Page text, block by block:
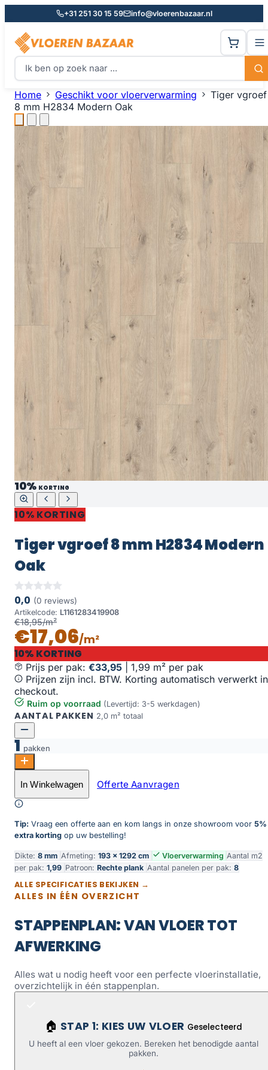
+31 251 30 15 59 info@vloerenbazaar.nl
Home Geschikt voor vloerverwarming
Tiger vgroef
8 mm H2834 Modern Oak
10% KORTING
10% KORTING
Tiger vgroef 8 mm H2834 Modern
Oak
0,0 (0 reviews)
Artikelcode: L1161283419908
€18,95/m²
€17,06/m²
10% KORTING
Prijs per pak: €33,95
1,99 m² per pak
Prijzen zijn incl. BTW. Korting automatisch verwerkt in
checkout.
Ruim op voorraad (Levertijd: 3-5 werkdagen)
AANTAL PAKKEN 2,0 m² totaal
1 pakken
Tiger vgroef 8 mm H2834 Modern Oak aantal
Toevoegen aan winkelwagen
In Winkelwagen Offerte Aanvragen
Tip: Vraag een offerte aan en kom langs in onze showroom voor 5%
extra korting op uw bestelling!
Dikte: 8 mm Afmeting: 193 × 1292 cm Vloerverwarming Aantal m2
per pak: 1,99 Patroon: Rechte plank Aantal panelen per pak: 8
ALLE SPECIFICATIES BEKIJKEN →
ALLES IN ÉÉN OVERZICHT
STAPPENPLAN: VAN VLOER TOT
AFWERKING
Alles wat u nodig heeft voor een perfecte vloerinstallatie,
overzichtelijk in één stappenplan.
🏠 STAP 1: KIES UW VLOER Geselecteerd
U heeft al een vloer gekozen. Bereken het benodigde aantal
pakken.